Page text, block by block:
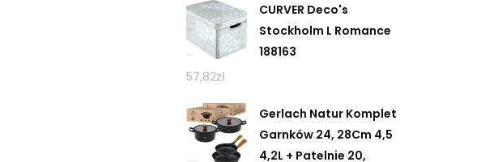
CURVER Deco's
Stockholm L Romance
188163
57,82zł
Gerlach Natur Komplet
Garnków 24, 28Cm 4,5
4,2L + Patelnie 20,